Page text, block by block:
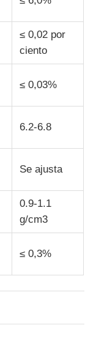
≤ 0,02 por
ciento
≤ 0,03%
6.2-6.8
Se ajusta
0.9-1.1
g/cm3
≤ 0,3%